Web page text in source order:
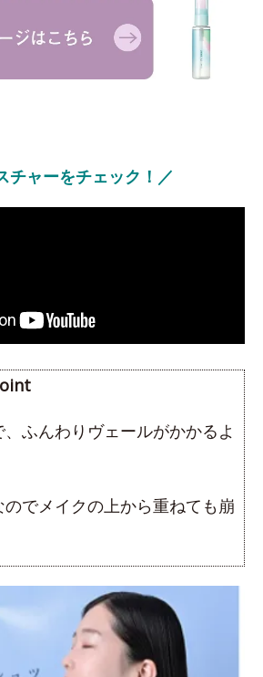
チャーをチェック！／
ふんわりヴェールがかかるよ
でメイクの上から重ねても崩